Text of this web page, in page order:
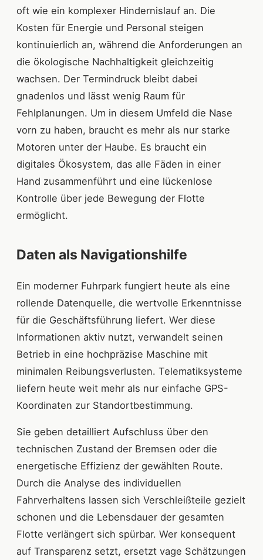
oft wie ein komplexer Hindernislauf an. Die
Kosten für Energie und Personal steigen
kontinuierlich an, während die Anforderungen an
die ökologische Nachhaltigkeit gleichzeitig
wachsen. Der Termindruck bleibt dabei
gnadenlos und lässt wenig Raum für
Fehlplanungen. Um in diesem Umfeld die Nase
vorn zu haben, braucht es mehr als nur starke
Motoren unter der Haube. Es braucht ein
digitales Ökosystem, das alle Fäden in einer
Hand zusammenführt und eine lückenlose
Kontrolle über jede Bewegung der Flotte
ermöglicht.
Daten als Navigationshilfe
Ein moderner Fuhrpark fungiert heute als eine
rollende Datenquelle, die wertvolle Erkenntnisse
für die Geschäftsführung liefert. Wer diese
Informationen aktiv nutzt, verwandelt seinen
Betrieb in eine hochpräzise Maschine mit
minimalen Reibungsverlusten. Telematiksysteme
liefern heute weit mehr als nur einfache GPS-
Koordinaten zur Standortbestimmung.
Sie geben detailliert Aufschluss über den
technischen Zustand der Bremsen oder die
energetische Effizienz der gewählten Route.
Durch die Analyse des individuellen
Fahrverhaltens lassen sich Verschleißteile gezielt
schonen und die Lebensdauer der gesamten
Flotte verlängert sich spürbar. Wer konsequent
auf Transparenz setzt, ersetzt vage Schätzungen